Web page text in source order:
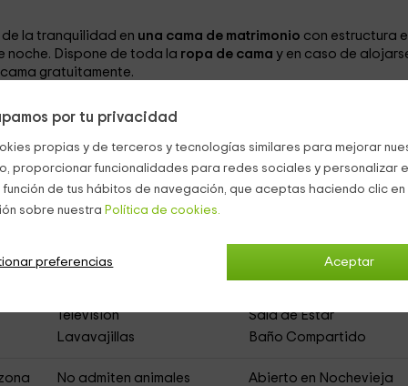
por tu privacidad
propias y de terceros y tecnologías similares para mejorar
proporcionar funcionalidades para redes sociales y personalizar
de tus hábitos de navegación, que aceptas haciendo clic
sobre nuestra Política de cookies.
Aceptar
preferencias
la tranquilidad en una cama de matrimonio con estructura
noche. Dispone de toda la ropa de cama y en caso de
gratuitamente.
Bergua (Apartamentos Rurales)
Televisión
Sala de Estar
Lavavajillas Baño Compartido
No admiten animales
Abierto en Nochevieja